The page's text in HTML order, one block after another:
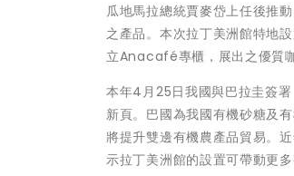
瓜地馬拉總統賈麥岱上任後推
之產品。本次拉丁美洲館特地
立Anacafé專櫃，展出之優質
本年4月25日我國與巴拉圭簽
新頁。巴國為我國有機砂糖及
將提升雙邊有機農產品貿易。
示拉丁美洲館的設置可帶動更多